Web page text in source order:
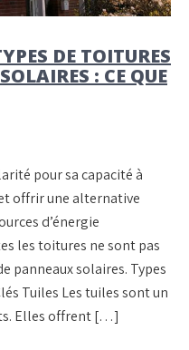
DE TOITURES
: CE QUE
pour sa capacité à
offrir une alternative
d’énergie
les toitures ne sont pas
panneaux solaires. Types
Tuiles Les tuiles sont un
Elles offrent […]